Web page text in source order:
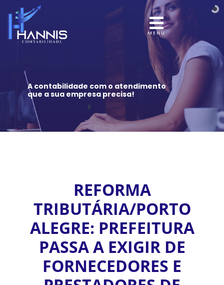
MENU
A contabilidade com o atendimento
que a sua empresa precisa!
REFORMA
TRIBUTÁRIA/PORTO
ALEGRE: PREFEITURA
PASSA A EXIGIR DE
FORNECEDORES E